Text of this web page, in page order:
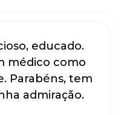
educado.
médico como
Parabéns, tem
admiração.